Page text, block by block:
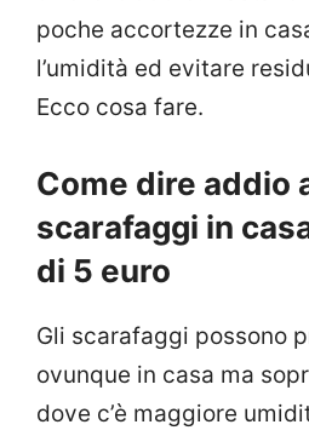
poche accortezze in
l’umidità ed evitare
Ecco cosa fare.
Come dire addio
scarafaggi in
di 5 euro
Gli scarafaggi possono
ovunque in casa ma
dove c’è maggiore